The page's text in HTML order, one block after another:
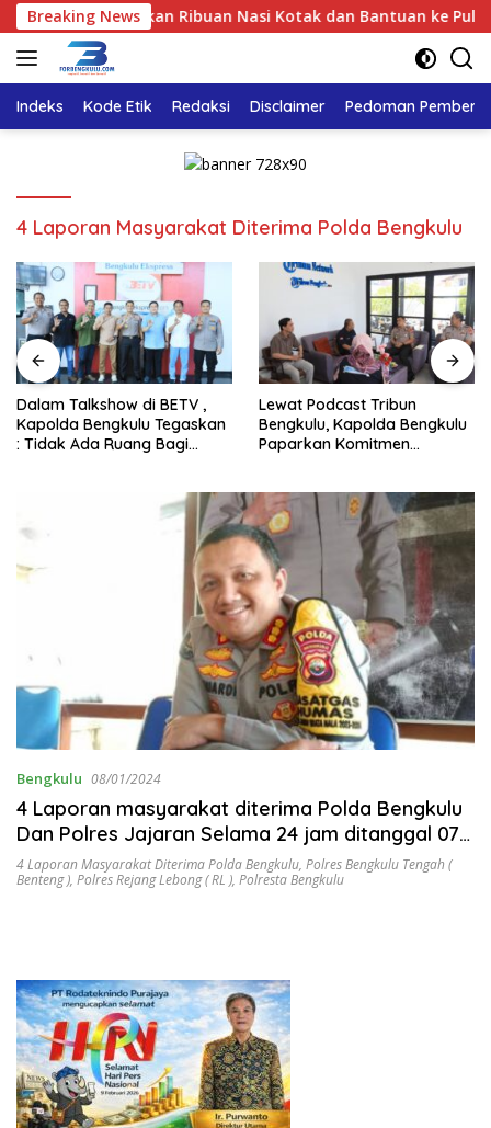
Langsung
ke
konten
Breaking News
Bagikan Ribuan Nasi Kotak dan Bantuan ke Puluhan
Indeks Kode Etik Redaksi Disclaimer Pedoman
4 Laporan Masyarakat Diterima Polda Bengkulu
Dalam Talkshow di BETV ,
Kapolda Bengkulu Tegaskan
: Tidak Ada Ruang Bagi
Lewat Podcast Tribun
Bengkulu, Kapolda Bengkulu
Paparkan Komitmen
Bengkulu 08/01/2024
4 Laporan masyarakat diterima Polda Bengkulu
Dan Polres Jajaran Selama 24 jam ditanggal 07
Januari 2024
4 Laporan Masyarakat Diterima Polda Bengkulu, Polres Bengkulu Tengah (
Benteng ), Polres Rejang Lebong ( RL ), Polresta Bengkulu